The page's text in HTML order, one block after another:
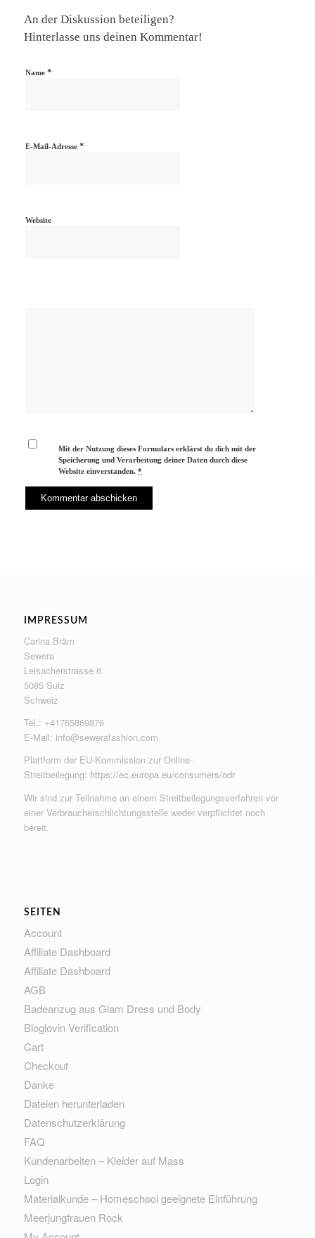
An der Diskussion beteiligen?
Hinterlasse uns deinen Kommentar!
Name *
E-Mail-Adresse *
Website
Mit der Nutzung dieses Formulars erklärst du dich mit der
Speicherung und Verarbeitung deiner Daten durch diese
Website einverstanden.*
IMPRESSUM
Carina Bräm
Sewera
Leisacherstrasse 6
5085 Sulz
Schweiz
Tel.: +41765869876
E-Mail: info@sewerafashion.com
Plattform der EU-Kommission zur Online-
Streitbeilegung: https://ec.europa.eu/consumers/odr
Wir sind zur Teilnahme an einem Streitbeilegungsverfahren vor
einer Verbraucherschlichtungsstelle weder verpflichtet noch
bereit.
SEITEN
Account
Affiliate Dashboard
Affiliate Dashboard
AGB
Badeanzug aus Glam Dress und Body
Bloglovin Verification
Cart
Checkout
Danke
Dateien herunterladen
Datenschutzerklärung
FAQ
Kundenarbeiten – Kleider auf Mass
Login
Materialkunde – Homeschool geeignete Einführung
Meerjungfrauen Rock